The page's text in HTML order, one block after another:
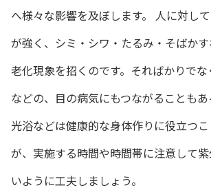
へ様々な影響を及ぼします。 人に対し
が強く、シミ・シワ・たるみ・そばか
老化現象を招くのです。そればかりで
などの、目の病気にもつながることも
光浴などは健康的な身体作りに役立つ
が、実施する時間や時間帯に注意して
いように工夫しましょう。